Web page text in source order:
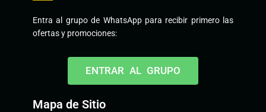
Entra al grupo de WhatsApp para recibir primero las
ofertas y promociones:
ENTRAR AL GRUPO
Mapa de Sitio